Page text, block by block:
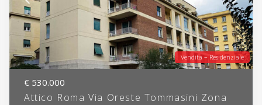
Vendita – Residenziale
€ 530.000
Attico Roma Via Oreste Tommasini Zona